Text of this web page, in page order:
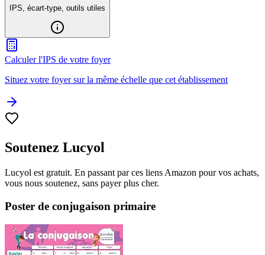
IPS, écart-type, outils utiles
Calculer l'IPS de votre foyer
Situez votre foyer sur la même échelle que cet établissement
Soutenez Lucyol
Lucyol est gratuit. En passant par ces liens Amazon pour vos achats,
vous nous soutenez, sans payer plus cher.
Poster de conjugaison primaire